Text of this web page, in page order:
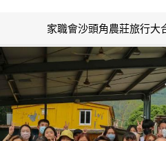
家職會沙頭角農莊旅行大